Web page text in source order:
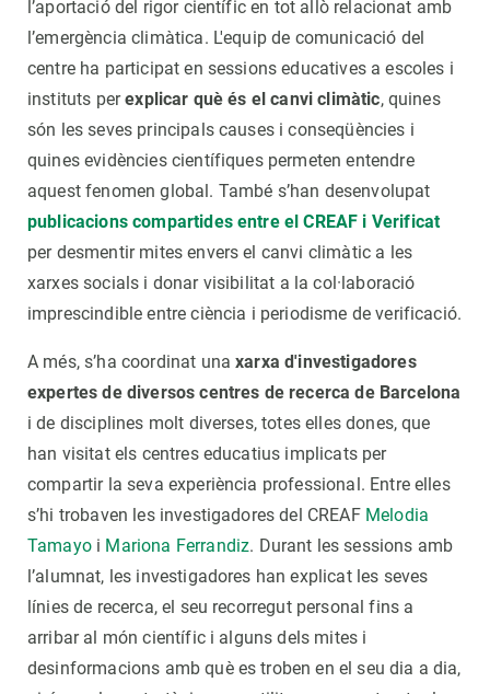
l’aportació del rigor científic en tot allò relacionat amb
l’emergència climàtica. L'equip de comunicació del
centre ha participat en sessions educatives a escoles i
instituts perexplicar què és el canvi climàtic, quines
són les seves principals causes i conseqüències i
quines evidències científiques permeten entendre
aquest fenomen global. També s’han desenvolupat
publicacions compartides entre el CREAF i Verificat
per desmentir mites envers el canvi climàtic a les
xarxes socials i donar visibilitat a la col·laboració
imprescindible entre ciència i periodisme de verificació.
A més, s’ha coordinat unaxarxa d'investigadores
expertes de diversos centres de recerca de Barcelona
i de disciplines molt diverses, totes elles dones, que
han visitat els centres educatius implicats per
compartir la seva experiència professional. Entre elles
s’hi trobaven les investigadores del CREAF Melodia
Tamayoi Mariona Ferrandiz. Durant les sessions amb
l’alumnat, les investigadores han explicat les seves
línies de recerca, el seu recorregut personal fins a
arribar al món científic i alguns dels mites i
desinformacions amb què es troben en el seu dia a dia,